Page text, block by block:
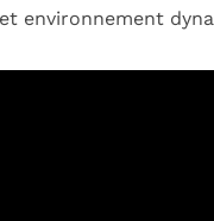
environnement